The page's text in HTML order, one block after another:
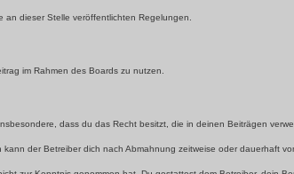
dieser Stelle veröffentlichten Regelungen.
im Rahmen des Boards zu nutzen.
dass du das Recht besitzt, die in deinen Beiträgen
der Betreiber dich nach Abmahnung zeitweise oder dauerhaft